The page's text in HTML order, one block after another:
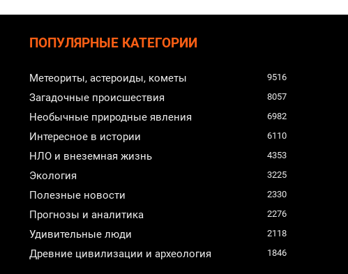
ПОПУЛЯРНЫЕ КАТЕГОРИИ
Метеориты, астероиды, кометы 9516
Загадочные происшествия 8057
Необычные природные явления 6982
Интересное в истории 6110
НЛО и внеземная жизнь 4353
Экология 3225
Полезные новости 2330
Прогнозы и аналитика 2276
Удивительные люди 2118
Древние цивилизации и археология 1846